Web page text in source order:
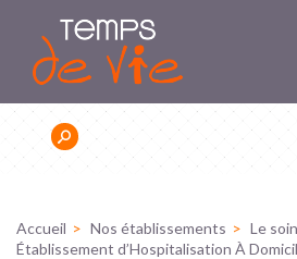
Accueil Nos établissements
Le
Établissement d’Hospitalisation À